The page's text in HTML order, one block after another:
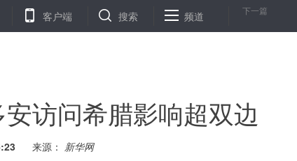
８日上涨 纽约股市三大股指８日上涨 波兰总统杜达任命
客户端 搜索 频道 下一篇
访问希腊影响超双边
来源： 新华网